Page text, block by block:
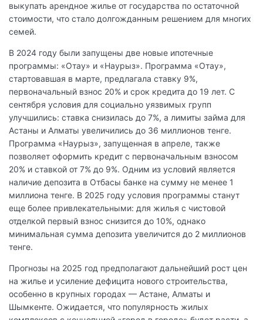
выкупать арендное жилье от государства по остаточной
стоимости, что стало долгожданным решением для многих
семей.
В 2024 году были запущены две новые ипотечные
программы: «Отау» и «Наурыз». Программа «Отау»,
стартовавшая в марте, предлагала ставку 9%,
первоначальный взнос 20% и срок кредита до 19 лет. С
сентября условия для социально уязвимых групп
улучшились: ставка снизилась до 7%, а лимиты займа для
Астаны и Алматы увеличились до 36 миллионов тенге.
Программа «Наурыз», запущенная в апреле, также
позволяет оформить кредит с первоначальным взносом
20% и ставкой от 7% до 9%. Одним из условий является
наличие депозита в Отбасы банке на сумму не менее 1
миллиона тенге. В 2025 году условия программы станут
еще более привлекательными: для жилья с чистовой
отделкой первый взнос снизится до 10%, однако
минимальная сумма депозита увеличится до 2 миллионов
тенге.
Прогнозы на 2025 год предполагают дальнейший рост цен
на жилье и усиление дефицита нового строительства,
особенно в крупных городах — Астане, Алматы и
Шымкенте. Ожидается, что популярность жилых